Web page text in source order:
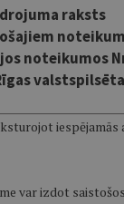
raksts
noteikumos
var izdot